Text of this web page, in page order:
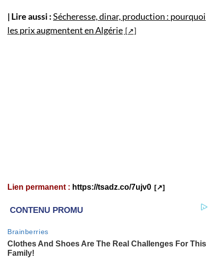
| Lire aussi :Sécheresse, dinar, production : pourquoi
les prix augmentent en Algérie
Lien permanent : https://tsadz.co/7ujv0